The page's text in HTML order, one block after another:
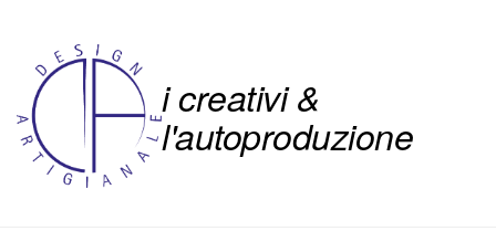
i creativi &
l'autoproduzione